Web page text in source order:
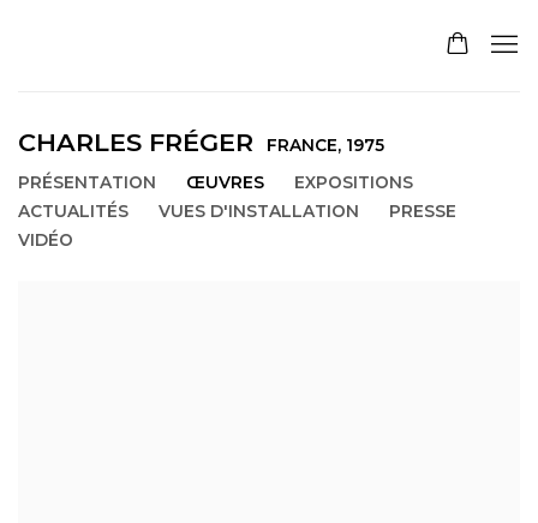
CHARLES FRÉGER FRANCE, 1975
PRÉSENTATION
ŒUVRES
EXPOSITIONS
ACTUALITÉS
VUES D'INSTALLATION
PRESSE
VIDÉO